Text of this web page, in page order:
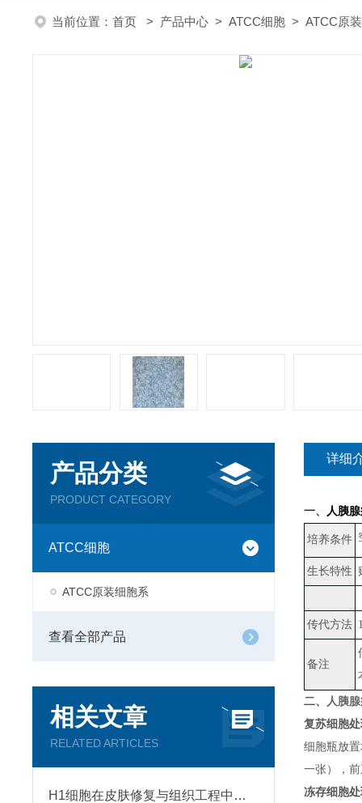
当前位置： 首页 > 产品中心 > ATCC细胞 > ATCC原
产品分类
PRODUCT CATEGORY
ATCC细胞
ATCC原装细胞系
查看全部产品
相关文章
RELATED ARTICLES
H1细胞在皮肤修复与组织工程中的应用前景
详细
一、 人胰
培养条件
生长特性
传代方法
备注
二、
人胰
复苏细胞
细胞瓶放
一张）
，
冻存细胞